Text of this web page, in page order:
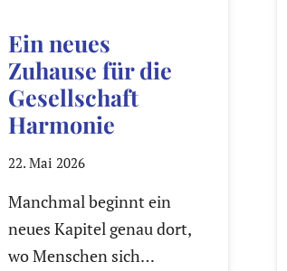
Ein neues
Zuhause für die
Gesellschaft
Harmonie
22. Mai 2026
Manchmal beginnt ein
neues Kapitel genau dort,
wo Menschen sich…